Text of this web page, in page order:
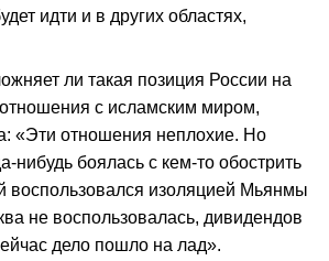
идти и в других областях,
ли такая позиция России на
с исламским миром,
«Эти отношения неплохие. Но
нибудь боялась с кем-то обострить
воспользовался изоляцией Мьянмы
не воспользовалась, дивидендов
дело пошло на лад».